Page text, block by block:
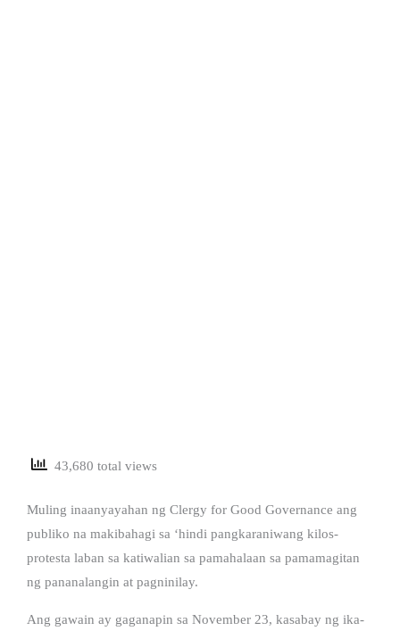
43,680 total views
Muling inaanyayahan ng Clergy for Good Governance ang
publiko na makibahagi sa ‘hindi pangkaraniwang kilos-
protesta laban sa katiwalian sa pamahalaan sa pamamagitan
ng pananalangin at pagninilay.
Ang gawain ay gaganapin sa November 23, kasabay ng ika-